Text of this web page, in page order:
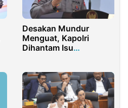
Desakan Mundur
Menguat, Kapolri
Dihantam Isu